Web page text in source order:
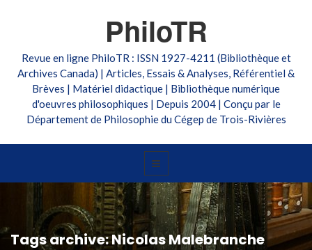
PhiloTR
Revue en ligne PhiloTR : ISSN 1927-4211 (Bibliothèque et
Archives Canada) | Articles, Essais & Analyses, Référentiel &
Brèves | Matériel didactique | Bibliothèque numérique
d'oeuvres philosophiques | Depuis 2004 | Conçu par le
Département de Philosophie du Cégep de Trois-Rivières
Tags archive: Nicolas Malebranche